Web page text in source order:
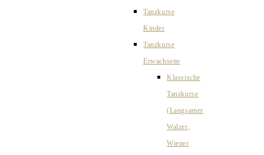
Tanzkurse
Kinder
Tanzkurse
Erwachsene
Klassische
Tanzkurse
(Langsamer
Walzer,
Wiener